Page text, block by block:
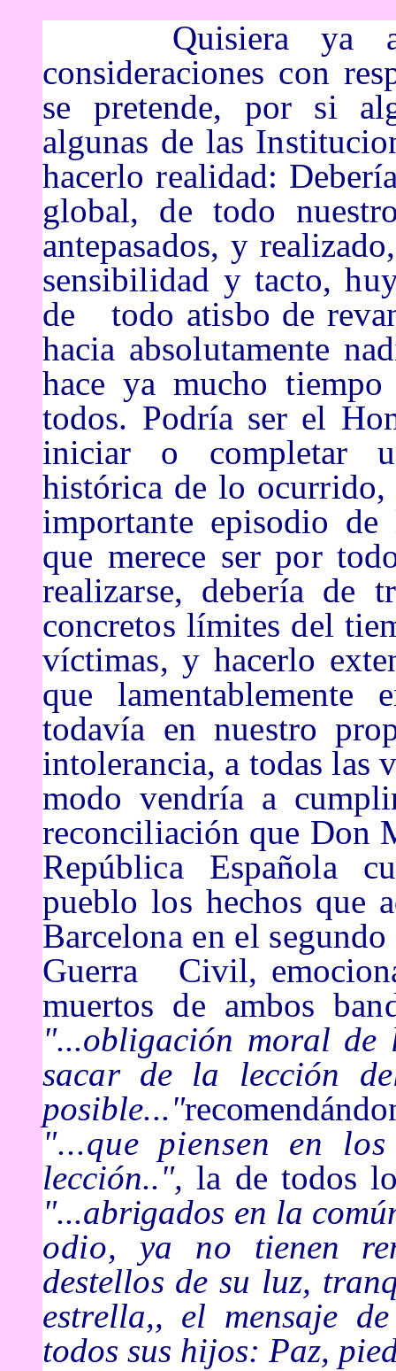
Quisiera ya
consideraciones con
se pretende, por si
algunas de las
hacerlo realidad:
global, de todo
antepasados, y
sensibilidad y tacto,
de todo atisbo de
hacia absolutamente
hace ya mucho
todos. Podría ser el
iniciar o completar
histórica de lo ocurrido,
importante episodio
que merece ser por
realizarse, debería de
concretos límites del
víctimas, y hacerlo
que
todavía en nuestro
intolerancia, a todas las
modo vendría a
reconciliación que Don
República Española
pueblo los hechos que
Barcelona en el
Guerra Civil,
muertos de ambos
"...obligación moral de
sacar de la lección
posible..."
"...que piensen en
lección..",la de todos
"...abrigados en la com
odio, ya no tienen
destellos de su luz,
estrella,, el mensaje
todos sus hijos: Paz,